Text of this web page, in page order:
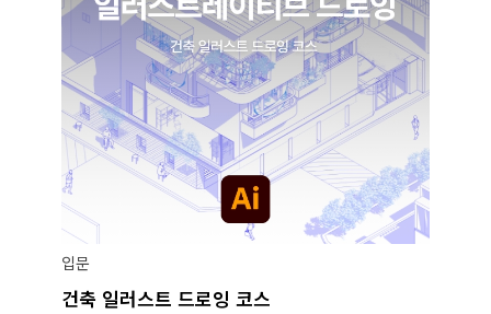
입문
건축 일러스트 드로잉 코스